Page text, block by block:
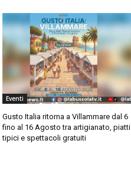
Eventi
Gusto Italia ritorna a Villammare dal 6
fino al 16 Agosto tra artigianato, piatti
tipici e spettacoli gratuiti